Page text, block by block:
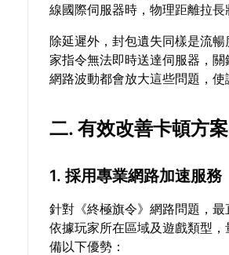
線國際伺服器時，物理距離拉長
除延遲外，封包遺失同樣是流
家指令無法即時送達伺服器，
網路波動都會放大這些問題，使
二. 有效改善卡頓方案
1. 採用專業網路加速服務
針對《終極旗令》網路問題，
依據玩家所在區域及遊戲類型
備以下優勢：